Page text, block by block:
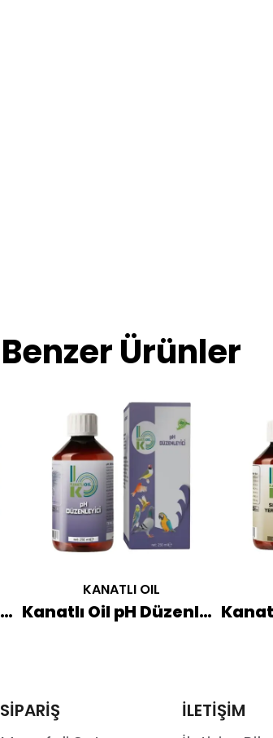
Benzer Ürünler
Kanatlı Oil Kadochol Karaciğer Destekleyici 250 ML
KANATLI OIL
Kanatlı Oil pH Düzenleyici Organik Asit Mavi Su 250 ML
SİPARİŞ
İLETİŞİM